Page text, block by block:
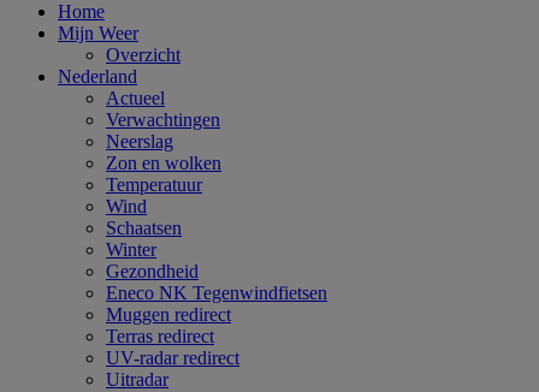
Home
Mijn Weer
Overzicht
Nederland
Actueel
Verwachtingen
Neerslag
Zon en wolken
Temperatuur
Wind
Schaatsen
Winter
Gezondheid
Eneco NK Tegenwindfietsen
Muggen redirect
Terras redirect
UV-radar redirect
Uitradar